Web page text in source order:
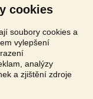
cookies
soubory cookies a
vylepšení
analýzy
a zjištění zdroje